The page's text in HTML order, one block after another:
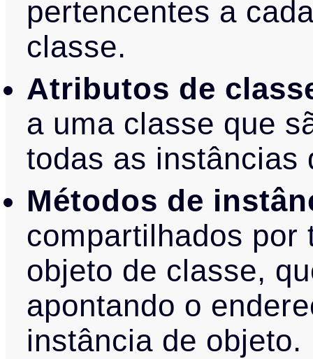
pertencentes a
classe.
Atributos de
a uma classe que
todas as instâncias
Métodos de
compartilhados por
objeto de classe,
apontando o
instância de objeto.